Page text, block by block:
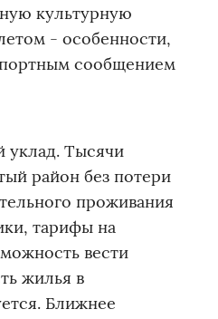
культурную
- особенности,
сообщением
уклад. Тысячи
район без потери
проживания
тарифы на
вести
жилья в
Ближнее